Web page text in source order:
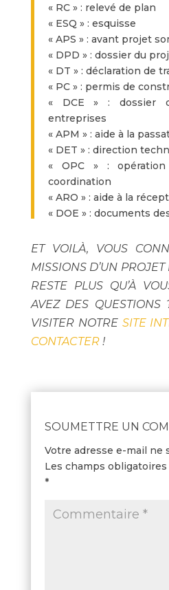
« RC » : relevé de plan
« ESQ » : esquisse
« APS » : avant projet
« DPD » : dossier du
« DT » : déclaration de
« PC » : permis de
« DCE » : dossier
entreprises
« APM » : aide à la
« DET » : direction
« OPC » :
coordination
« ARO » : aide à la
« DOE » : documents
ET VOILÀ, VOUS
MISSIONS D’UN
RESTE PLUS QU’À
AVEZ DES QUESTIONS
VISITER NOTRE SITE
CONTACTER!
SOUMETTRE UN
Votre adresse e-mail ne
Les champs
*